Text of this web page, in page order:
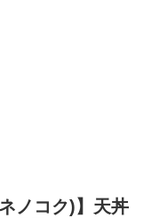
ノコク)】天丼